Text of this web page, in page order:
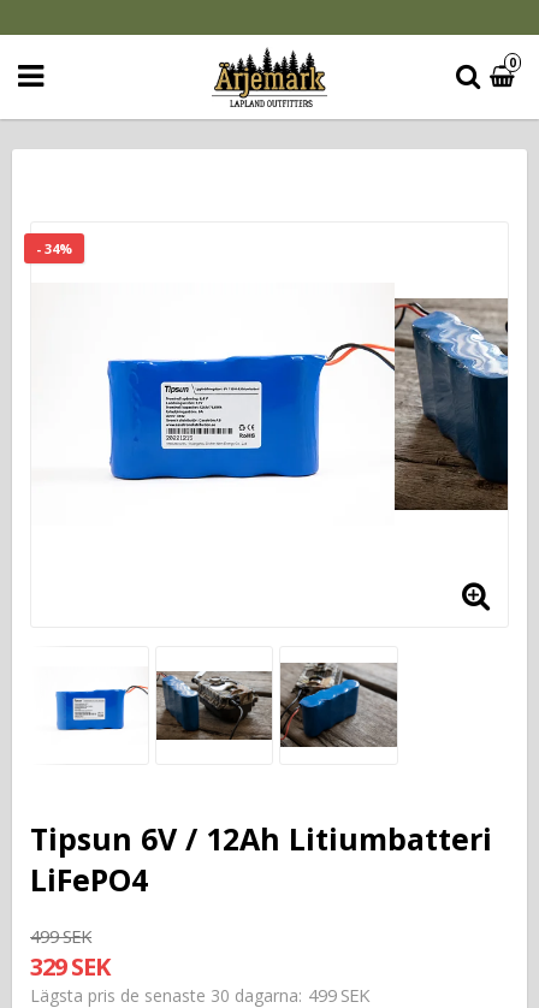
0
- 34%
Tipsun 6V / 12Ah Litiumbatteri
LiFePO4
499 SEK
329 SEK
Lägsta pris de senaste 30 dagarna 499 SEK